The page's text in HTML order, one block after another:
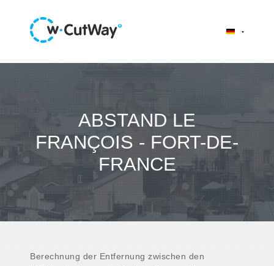
ABSTAND LE
FRANÇOIS - FORT-DE-
FRANCE
Berechnung der Entfernung zwischen den